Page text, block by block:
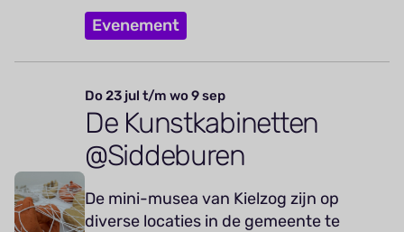
Evenement
Do 23 jul t/m wo 9 sep
De Kunstkabinetten
@Siddeburen
De mini-musea van Kielzog zijn op
diverse locaties in de gemeente te